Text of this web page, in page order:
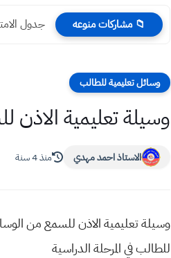
📁 مشاركات منوعه جدول الامتحان
وسائل تعليمية للطالب
وسيلة تعليمية
الاستاذ احمد مهدي منذ 4 سنة
وسيلة تعليمية الاذن للسمع من
للطالب في المرحلة الدراسية